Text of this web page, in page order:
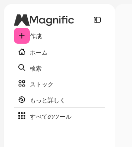
作成
ホーム
検索
ストック
もっと詳しく
すべてのツール